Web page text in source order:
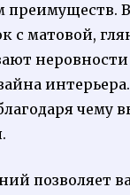
с матовой,
неровности
чему
позволяет